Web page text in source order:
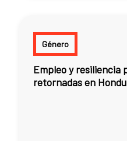
Género
Empleo y resiliencia
retornadas en